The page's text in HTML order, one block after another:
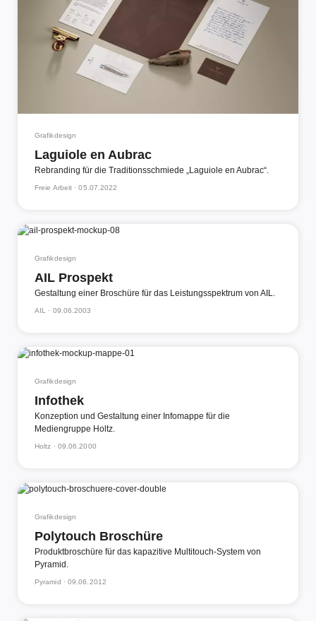
Grafikdesign
Laguiole en Aubrac
Rebranding für die Traditionsschmiede „Laguiole en Aubrac“.
Freie Arbeit ·05.07.2022
Grafikdesign
AIL Prospekt
Gestaltung einer Broschüre für das Leistungsspektrum von AIL.
AIL · 09.06.2003
Grafikdesign
Infothek
Konzeption und Gestaltung einer Infomappe für die
Mediengruppe Holtz.
Holtz · 09.06.2000
Grafikdesign
Polytouch Broschüre
Produktbroschüre für das kapazitive Multitouch-System von
Pyramid.
Pyramid · 09.06.2012